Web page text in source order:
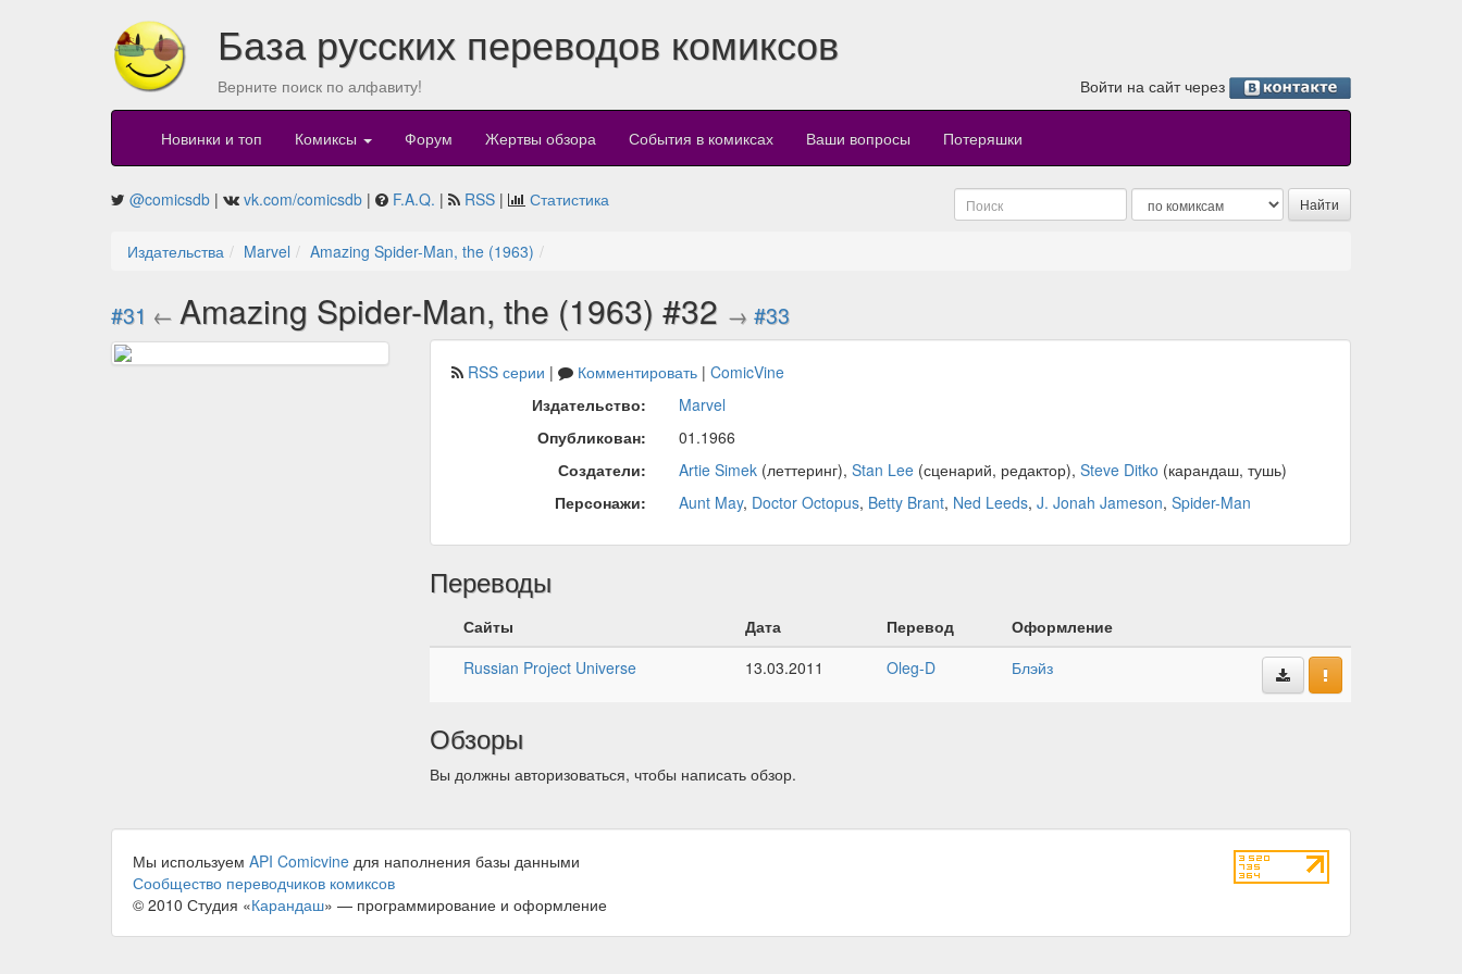
База русских переводов комиксов
Верните поиск по алфавиту! Войти на сайт через
Новинки и топ Комиксы Форум Жертвы обзора События в комиксах Ваши вопросы Потеряшки
@comicsdb | vk.com/comicsdb | F.A.Q. | RSS | Статистика
Издательства Marvel Amazing Spider-Man, the (1963)
#31 ← Amazing Spider-Man, the (1963) #32 → #33
RSS серии | Комментировать| ComicVine
Издательство:
Marvel
Опубликован:
01.1966
Создатели:
Artie Simek(леттеринг), Stan Lee(сценарий, редактор), Steve Ditko (карандаш, тушь)
Персонажи:
Aunt May, Doctor Octopus, Betty Brant, Ned Leeds, J. Jonah Jameson, Spider-Man
Переводы
Сайты Дата Перевод
Оформление
Russian Project Universe
13.03.2011 Oleg-D Блэйз
Обзоры
Вы должны авторизоваться, чтобы написать обзор.
Мы используем API Comicvine для наполнения базы данными
Сообщество переводчиков комиксов
© 2010 Студия «Карандаш» — программирование и оформление